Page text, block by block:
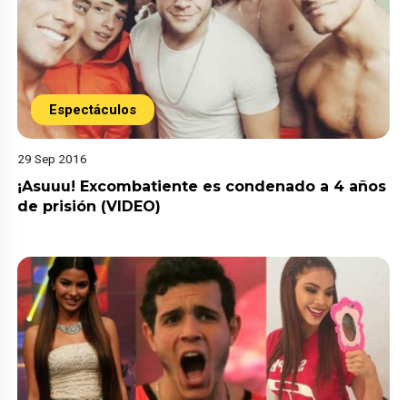
Espectáculos
29 Sep 2016
¡Asuuu! Excombatiente es condenado a 4 años
de prisión (VIDEO)